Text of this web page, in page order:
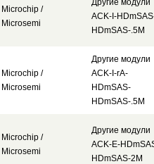
Microchip /
Microsemi
Другие модули
ACK-I-
HDmSAS-.5M
Microchip /
Microsemi
Другие модули
ACK-I-rA-
HDmSAS-
HDmSAS-.5M
Microchip /
Microsemi
Другие модули
ACK-E-
HDmSAS-2M